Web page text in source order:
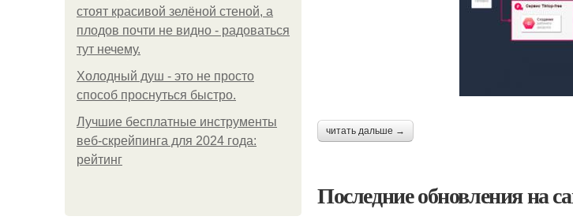
стоят красивой зелёной стеной, а
плодов почти не видно - радоваться
тут нечему.
Холодный душ - это не просто
способ проснуться быстро.
Лучшие бесплатные инструменты
веб-скрейпинга для 2024 года:
рейтинг
читать дальше →
Последние обновления на